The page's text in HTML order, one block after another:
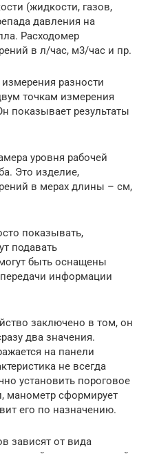
(жидкости, газов,
давления на
Расходомер
в л/час, м3/час и пр.
разности
точкам измерения
показывает результаты
уровня рабочей
Это изделие,
в мерах длины – см,
показывать,
подавать
быть оснащены
информации
заключено в том, он
два значения.
на панели
не всегда
установить пороговое
манометр сформирует
его по назначению.
зависят от вида